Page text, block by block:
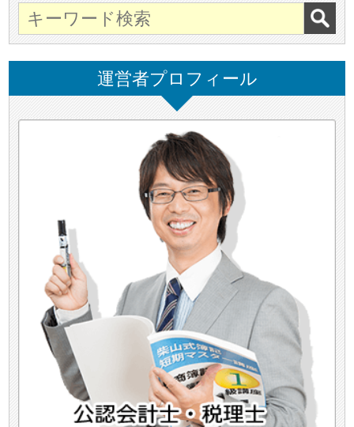
運営者プロフィール